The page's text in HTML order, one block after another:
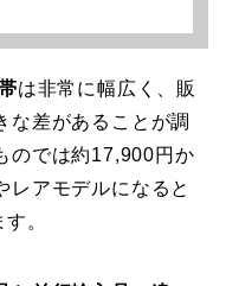
は非常に幅広く、販
な差があることが調
のでは約17,900円か
レアモデルになると
。